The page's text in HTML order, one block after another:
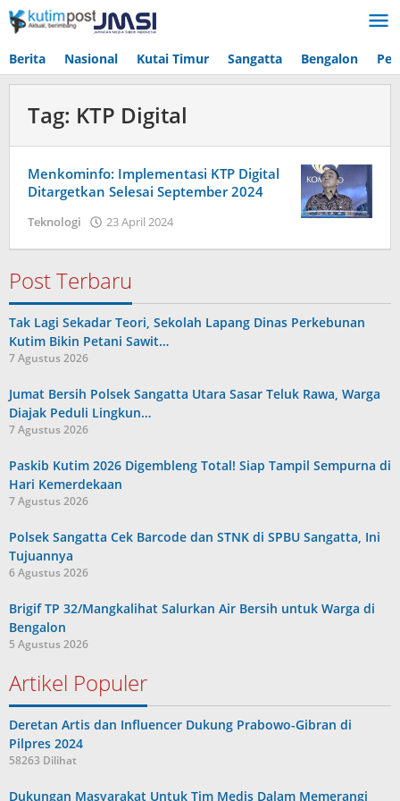
Lewati
ke
Berita Nasional Kutai Timur Sangatta Bengalon
Tag: KTP Digital
Menkominfo: Implementasi KTP Digital
Ditargetkan Selesai September 2024
Teknologi 23 April 2024
Post Terbaru
Tak Lagi Sekadar Teori, Sekolah Lapang Dinas Perkebunan
Kutim Bikin Petani Sawit…
7 Agustus 2026
Jumat Bersih Polsek Sangatta Utara Sasar Teluk Rawa, Warga
Diajak Peduli Lingkun…
7 Agustus 2026
Paskib Kutim 2026 Digembleng Total! Siap Tampil Sempurna di
Hari Kemerdekaan
7 Agustus 2026
Polsek Sangatta Cek Barcode dan STNK di SPBU Sangatta, Ini
Tujuannya
6 Agustus 2026
Brigif TP 32/Mangkalihat Salurkan Air Bersih untuk Warga di
Bengalon
5 Agustus 2026
Artikel Populer
Deretan Artis dan Influencer Dukung Prabowo-Gibran di
Pilpres 2024
58263 Dilihat
Dukungan Masyarakat Untuk Tim Medis Dalam Memerangi